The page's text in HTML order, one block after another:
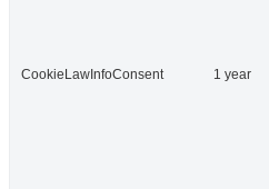
CookieLawInfoConsent 1 year